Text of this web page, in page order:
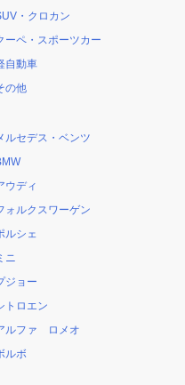
・クロカン
ーペ・スポーツカー
自動車
の他
ルセデス・ベンツ
ウディ
ォルクスワーゲン
ルシェ
ニ
ジョー
トロエン
ルファ ロメオ
ルボ